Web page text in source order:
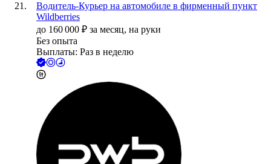
Водитель-Курьер на автомобиле в фирменный пункт
Wildberries
до 160 000 ₽ за месяц, на руки
Без опыта
Выплаты: Раз в неделю